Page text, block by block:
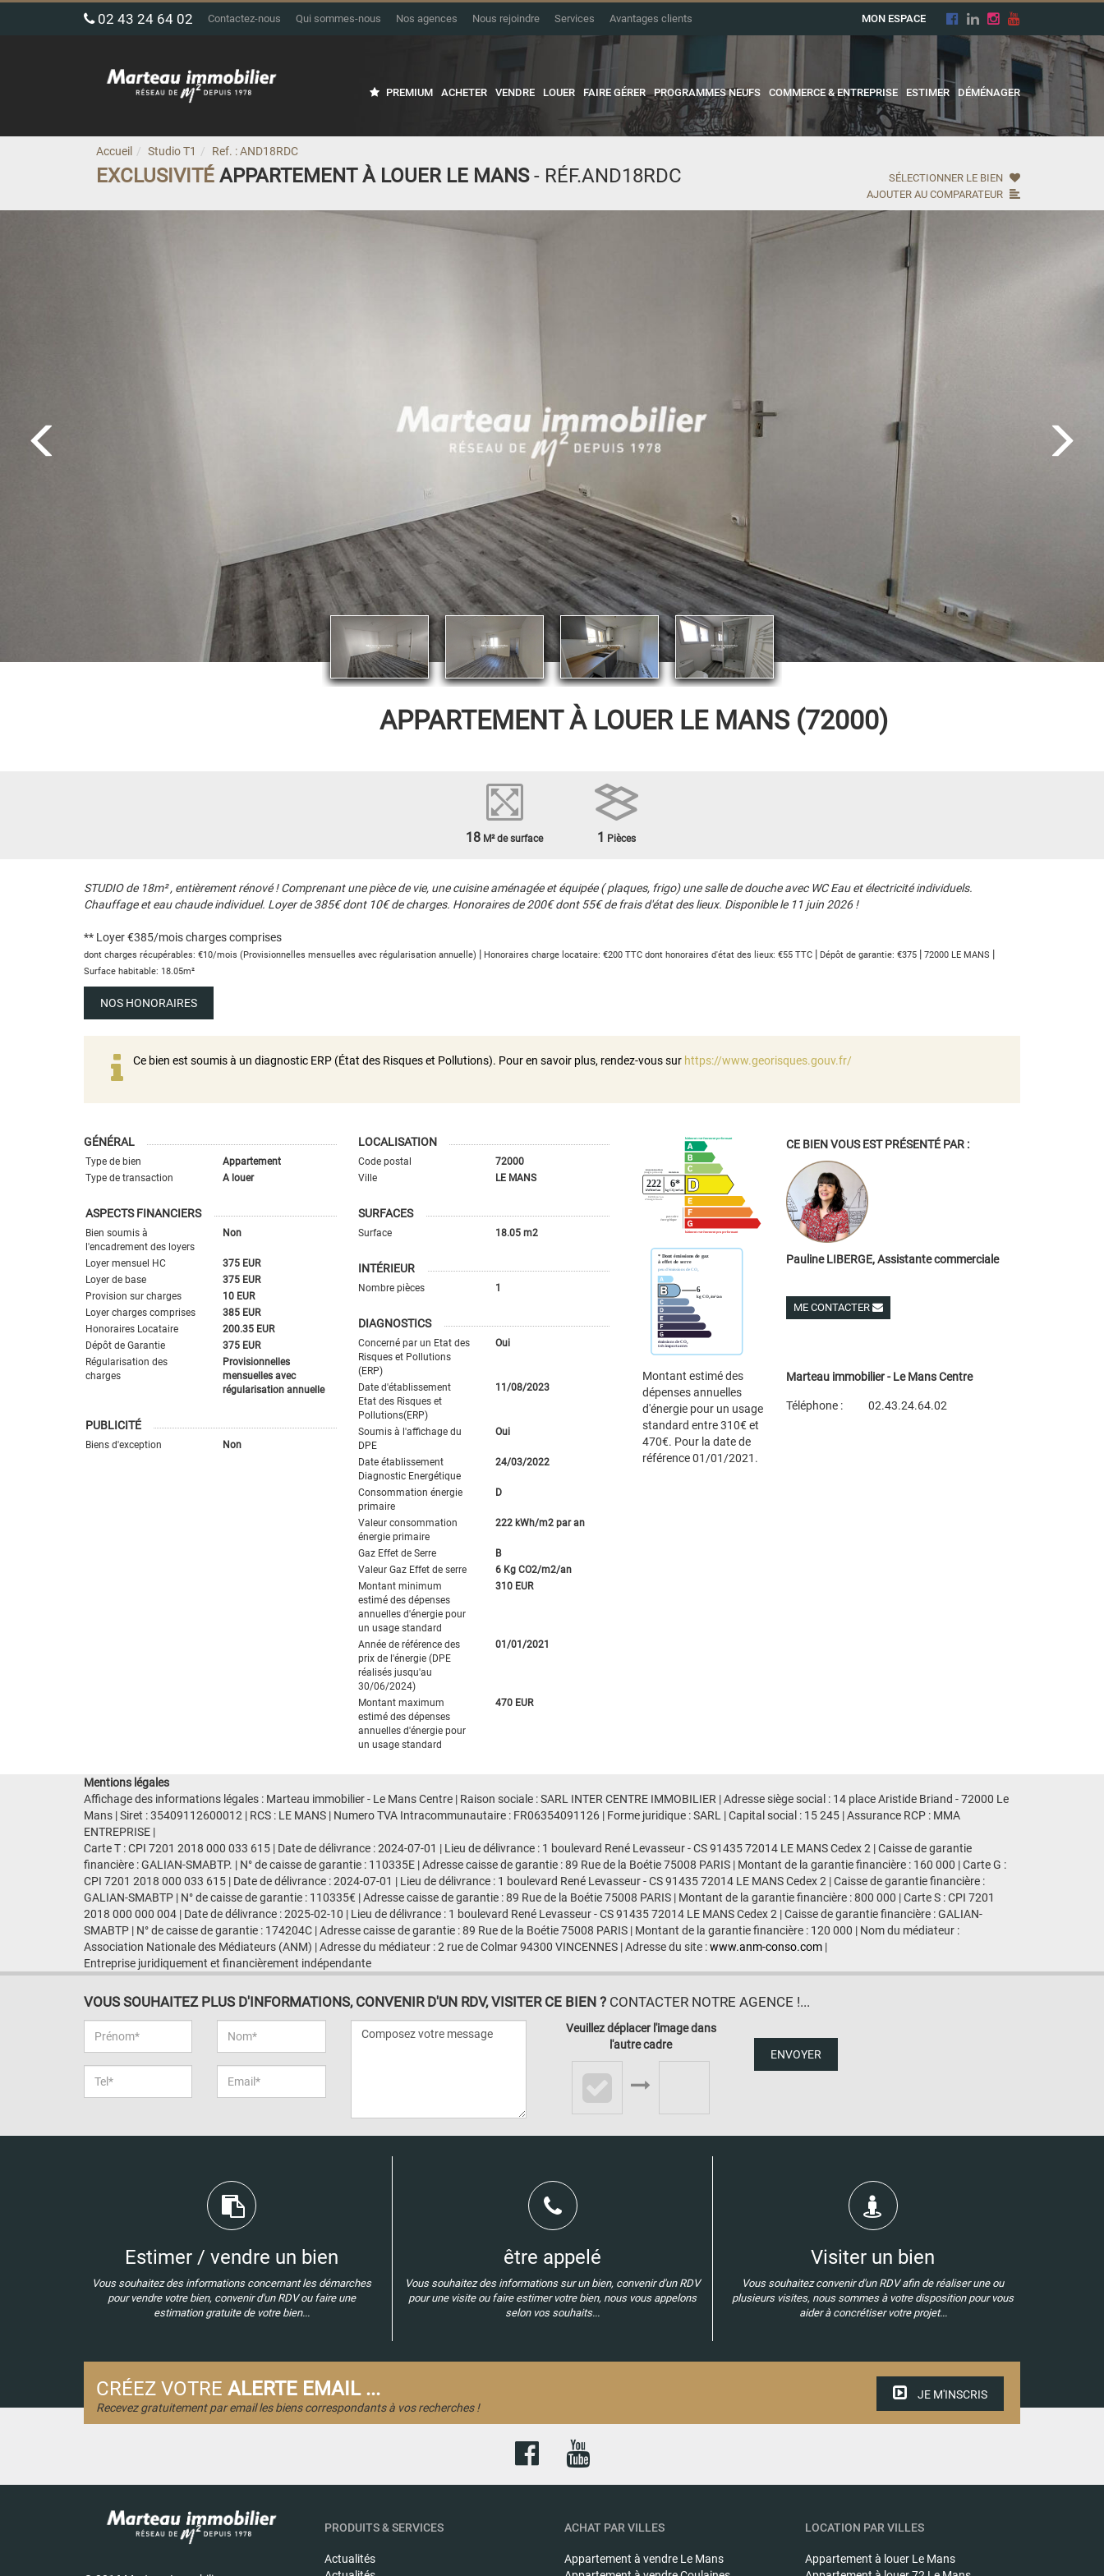
02 43 24 64 02 Contactez-nous Qui sommes-nous Nos agences Nous rejoindre Services Avantages clients MON ESPACE
PREMIUM ACHETER VENDRE LOUER FAIRE GÉRER PROGRAMMES NEUFS COMMERCE & ENTREPRISE ESTIMER DÉMÉNAGER
Accueil Studio T1 Ref. : AND18RDC
EXCLUSIVITÉ APPARTEMENT À LOUER LE MANS - RÉF.AND18RDC
SÉLECTIONNER LE BIEN
AJOUTER AU COMPARATEUR
APPARTEMENT À LOUERLE MANS (72000)
18 M² de surface 1 Pièces
STUDIO de 18m² , entièrement rénové ! Comprenant une pièce de vie, une cuisine aménagée et équipée ( plaques, frigo) une salle de douche avec WC Eau et électricité individuels.
Chauffage et eau chaude individuel. Loyer de 385€ dont 10€ de charges. Honoraires de 200€ dont 55€ de frais d'état des lieux. Disponible le 11 juin 2026 !
** Loyer €385/moischarges comprises
dont charges récupérables: €10/mois (Provisionnelles mensuelles avec régularisation annuelle) | Honoraires charge locataire: €200 TTC dont honoraires d'état des lieux: €55 TTC | Dépôt de garantie: €375 | 72000 LE MANS |
Surface habitable: 18.05m²
NOS HONORAIRES
Ce bien est soumis à un diagnostic ERP (État des Risques et Pollutions). Pour en savoir plus, rendez-vous sur https://www.georisques.gouv.fr/
GÉNÉRAL
Type de bien
Appartement
Type de transaction
A louer
LOCALISATION
Code postal
72000
Ville
LE MANS
ASPECTS FINANCIERS
Bien soumis à
l'encadrement des loyers
Non
Loyer mensuel HC
375 EUR
Loyer de base
375 EUR
Provision sur charges
10 EUR
Loyer charges comprises
385 EUR
Honoraires Locataire
200.35 EUR
Dépôt de Garantie
375 EUR
Régularisation des
charges
Provisionnelles
mensuelles avec
régularisation annuelle
SURFACES
Surface 18.05 m2
INTÉRIEUR
Nombre pièces 1
DIAGNOSTICS
Concerné par un Etat des
Risques et Pollutions
(ERP)
Oui
Date d'établissement
Etat des Risques et
Pollutions(ERP)
11/08/2023
Soumis à l'affichage du
DPE
Oui
Date établissement
Diagnostic Energétique
24/03/2022
Consommation énergie
primaire
D
Valeur consommation
énergie primaire
222 kWh/m2 par an
Gaz Effet de Serre
B
Valeur Gaz Effet de serre
6 Kg CO2/m2/an
Montant minimum
estimé des dépenses
annuelles d'énergie pour
un usage standard
310 EUR
Année de référence des
prix de l'énergie (DPE
réalisés jusqu'au
30/06/2024)
01/01/2021
Montant maximum
estimé des dépenses
annuelles d'énergie pour
un usage standard
470 EUR
PUBLICITÉ
Biens d'exception Non
Montant estimé des
dépenses annuelles
d'énergie pour un usage
standard entre 310€ et
470€. Pour la date de
référence 01/01/2021.
CE BIEN VOUS EST PRÉSENTÉ PAR :
Pauline LIBERGE, Assistante commerciale
ME CONTACTER
Marteau immobilier - Le Mans Centre
Téléphone :
02.43.24.64.02
Mentions légales
Affichage des informations légales : Marteau immobilier - Le Mans Centre | Raison sociale : SARL INTER CENTRE IMMOBILIER | Adresse siège social : 14 place Aristide Briand - 72000 Le
Mans | Siret : 35409112600012 | RCS : LE MANS | Numero TVA Intracommunautaire : FR06354091126 | Forme juridique : SARL | Capital social : 15 245 | Assurance RCP : MMA
ENTREPRISE |
Carte T : CPI 7201 2018 000 033 615 | Date de délivrance : 2024-07-01 | Lieu de délivrance : 1 boulevard René Levasseur - CS 91435 72014 LE MANS Cedex 2 | Caisse de garantie
financière : GALIAN-SMABTP. | N° de caisse de garantie : 110335E | Adresse caisse de garantie : 89 Rue de la Boétie 75008 PARIS | Montant de la garantie financière : 160 000 | Carte G :
CPI 7201 2018 000 033 615 | Date de délivrance : 2024-07-01 | Lieu de délivrance : 1 boulevard René Levasseur - CS 91435 72014 LE MANS Cedex 2 | Caisse de garantie financière :
GALIAN-SMABTP | N° de caisse de garantie : 110335€ | Adresse caisse de garantie : 89 Rue de la Boétie 75008 PARIS | Montant de la garantie financière : 800 000 | Carte S : CPI 7201
2018 000 000 004 | Date de délivrance : 2025-02-10 | Lieu de délivrance : 1 boulevard René Levasseur - CS 91435 72014 LE MANS Cedex 2 | Caisse de garantie financière : GALIAN-
SMABTP | N° de caisse de garantie : 174204C | Adresse caisse de garantie : 89 Rue de la Boétie 75008 PARIS | Montant de la garantie financière : 120 000 | Nom du médiateur :
Association Nationale des Médiateurs (ANM) | Adresse du médiateur : 2 rue de Colmar 94300 VINCENNES | Adresse du site :www.anm-conso.com |
Entreprise juridiquement et financièrement indépendante
VOUS SOUHAITEZ PLUS D'INFORMATIONS, CONVENIR D'UN RDV, VISITER CE BIEN ? CONTACTER NOTRE AGENCE !...
Veuillez déplacer l'image dans
l'autre cadre
ENVOYER
Estimer / vendre un bien
Vous souhaitez des informations concernant les démarches
pour vendre votre bien, convenir d'un RDV ou faire une
estimation gratuite de votre bien...
être appelé
Vous souhaitez des informations sur un bien, convenir d'un RDV
pour une visite ou faire estimer votre bien, nous vous appelons
selon vos souhaits...
Visiter un bien
Vous souhaitez convenir d'un RDV afin de réaliser une ou
plusieurs visites, nous sommes à votre disposition pour vous
aider à concrétiser votre projet...
CRÉEZ VOTRE ALERTE EMAIL ...
Recevez gratuitement par email les biens correspondants à vos recherches !
JE M'INSCRIS
PRODUITS & SERVICES
Actualités
ACHAT PAR VILLES
Appartement à vendre Le Mans
LOCATION PAR VILLES
Appartement à louer Le Mans